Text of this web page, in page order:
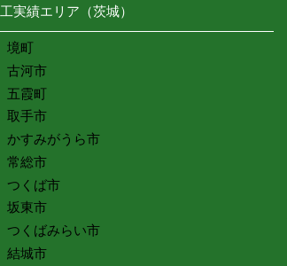
実績エリア（茨城）
境町
古河市
五霞町
取手市
かすみがうら市
常総市
つくば市
坂東市
つくばみらい市
結城市